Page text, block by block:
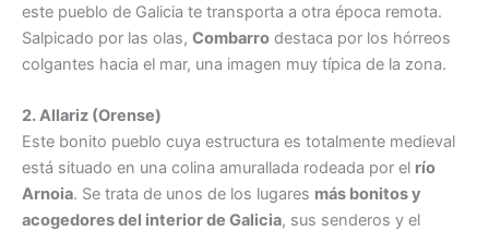
este pueblo de Galicia te transporta a otra época remota.
Salpicado por las olas, Combarro destaca por los hórreos
colgantes hacia el mar, una imagen muy típica de la zona.
2. Allariz (Orense)
Este bonito pueblo cuya estructura es totalmente medieval
está situado en una colina amurallada rodeada por el río
Arnoia. Se trata de unos de los lugares más bonitos y
acogedores del interior de Galicia, sus senderos y el